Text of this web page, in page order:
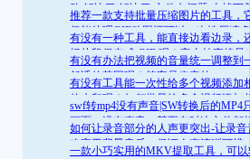
败 解决了:解决了 文件名问题 去掉下
就可
推荐一款支持批量压缩图片的工具，
仅能处理GIF动图还可以一次性压缩
件
有没有一种工具，能直接边看边录，
把片段保存成 GIF 呢？它支持直接导
GIF 格式，
有没有办法把视频的音量统一调整到
舒适的范围呢？答案是肯定的
有没有工具能一次性给多个视频添加
的水印呢？如何批量给多个视频添加
的水印
swf转mp4没有声音|SW转换后的MP4
画面，没有声音，甚至有时连文件都
开
如何让录音部分的人声更突出-让录音
略高于背景音乐，保证人声清晰可辨
一款小巧实用的MKV提取工具，可